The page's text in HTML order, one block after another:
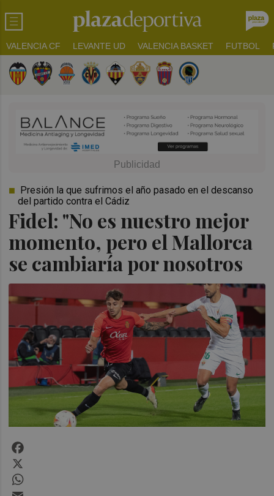
VALENCIA CF LEVANTE UD VALENCIA BASKET FUTBOL
Fidel: "No es nuestro mejor
momento, pero el Mallorca
se cambiaría por nosotros
Presión la que sufrimos el año pasado en el descanso
del partido contra el Cádiz